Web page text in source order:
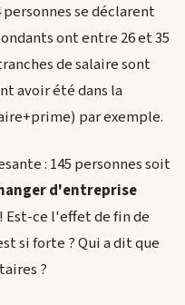
personnes se déclarent
ont entre 26 et 35
de salaire sont
avoir été dans la
par exemple.
: 145 personnes soit
d'entreprise
Est-ce l'effet de fin de
si forte ? Qui a dit que
?